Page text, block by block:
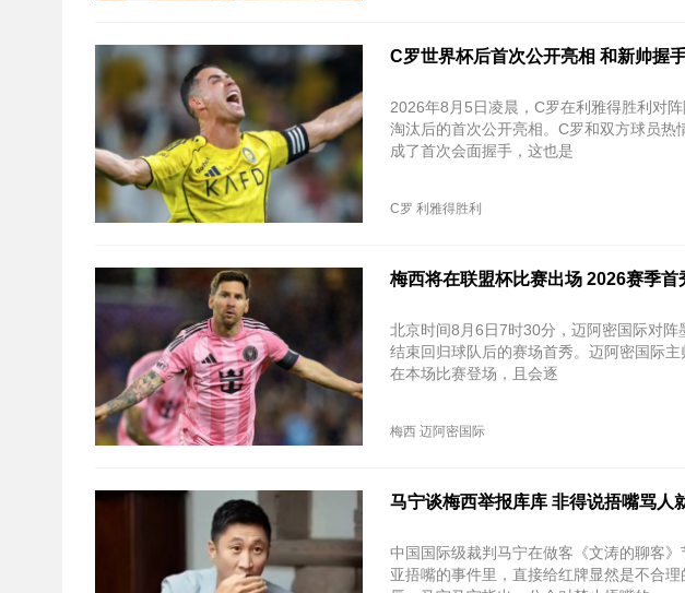
C罗世界杯后首次公开亮相 和新帅握
2026年8月5日凌晨，C罗在利雅得胜利对
淘汰后的首次公开亮相。C罗和双方球员
成了首次会面握手，这也是
C罗 利雅得胜利
梅西将在联盟杯比赛出场 2026赛季首
北京时间‌8月6日7时30分‌，迈阿密国际对
结束回归球队后的赛场首秀。迈阿密国际
在本场比赛登场，且会逐
梅西 迈阿密国际
马宁谈梅西举报库库 非得说捂嘴骂人
中国国际级裁判马宁在做客《文涛的聊客
亚捂嘴的事件里，直接给红牌显然是不合